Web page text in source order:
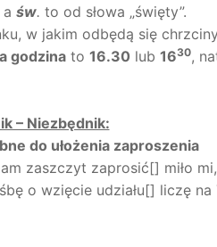
św. to od słowa „święty”.
w jakim odbędą się
godzina to 16.30 lub 1630,
– Niezbędnik:
do ułożenia zaproszenia
zaszczyt zaprosić[] miło
o wzięcie udziału[] liczę